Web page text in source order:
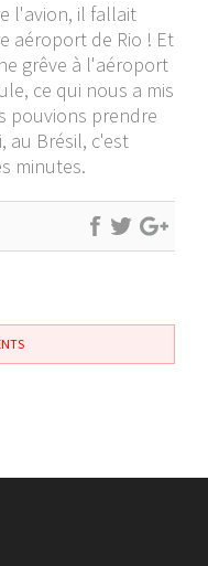
l'avion, il fallait
aéroport de Rio ! Et
grêve à l'aéroport
ce qui nous a mis
pouvions prendre
au Brésil, c'est
minutes.